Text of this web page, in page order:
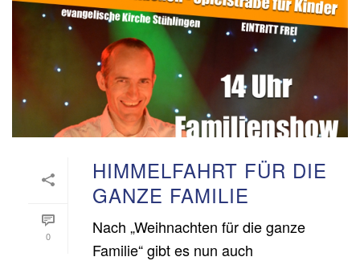
0
HIMMELFAHRT FÜR DIE
GANZE FAMILIE
Nach „Weihnachten für die ganze
Familie“ gibt es nun auch